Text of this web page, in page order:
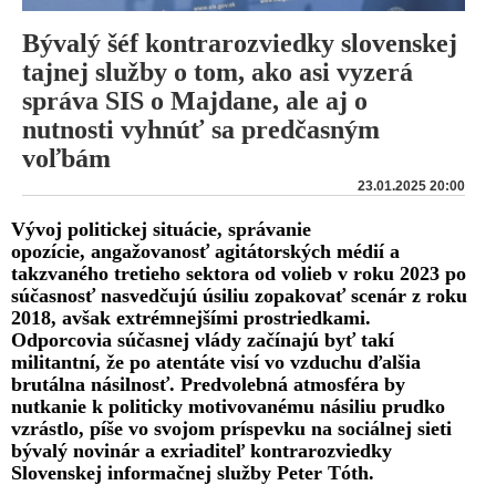
Bývalý šéf kontrarozviedky slovenskej
tajnej služby o tom, ako asi vyzerá
správa SIS o Majdane, ale aj o
nutnosti vyhnúť sa predčasným
voľbám
23.01.2025 20:00
Vývoj politickej situácie, správanie
opozície, angažovanosť agitátorských médií a
takzvaného tretieho sektora od volieb v roku 2023 po
súčasnosť nasvedčujú úsiliu zopakovať scenár z roku
2018, avšak extrémnejšími prostriedkami.
Odporcovia súčasnej vlády začínajú byť takí
militantní, že po atentáte visí vo vzduchu ďalšia
brutálna násilnosť. Predvolebná atmosféra by
nutkanie k politicky motivovanému násiliu prudko
vzrástlo, píše vo svojom príspevku na sociálnej sieti
bývalý novinár a exriaditeľ kontrarozviedky
Slovenskej informačnej služby Peter Tóth.